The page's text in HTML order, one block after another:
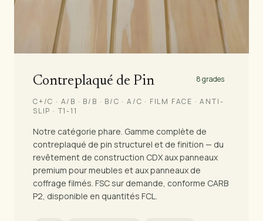
Contreplaqué de Pin 8 grades
C+/C · A/B · B/B · B/C · A/C · FILM FACE · ANTI-
SLIP · T1-11
Notre catégorie phare. Gamme complète de
contreplaqué de pin structurel et de finition — du
revêtement de construction CDX aux panneaux
premium pour meubles et aux panneaux de
coffrage filmés. FSC sur demande, conforme CARB
P2, disponible en quantités FCL.